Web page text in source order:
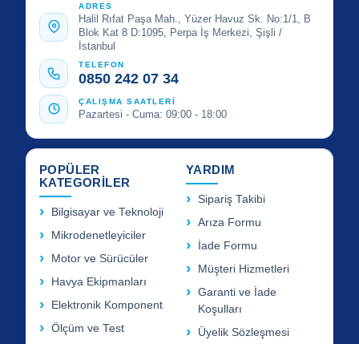
ADRES
Halil Rıfat Paşa Mah., Yüzer Havuz Sk. No:1/1, B
Blok Kat 8 D:1095, Perpa İş Merkezi, Şişli /
İstanbul
TELEFON
0850 242 07 34
ÇALIŞMA SAATLERİ
Pazartesi - Cuma: 09:00 - 18:00
POPÜLER
KATEGORİLER
Bilgisayar ve Teknoloji
Mikrodenetleyiciler
Motor ve Sürücüler
Havya Ekipmanları
Elektronik Komponent
Ölçüm ve Test
YARDIM
Sipariş Takibi
Arıza Formu
İade Formu
Müşteri Hizmetleri
Garanti ve İade
Koşulları
Üyelik Sözleşmesi